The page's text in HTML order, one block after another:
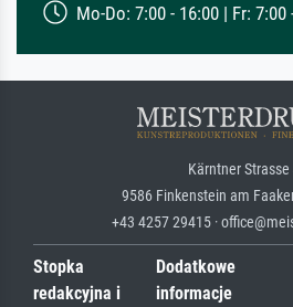
Mo-Do: 7:00 - 16:00 | Fr: 7:00
Kärntner Strasse
9586 Finkenstein am
+43 4257 29415 ·
Stopka
redakcyjna i
Dodatkowe
informacje